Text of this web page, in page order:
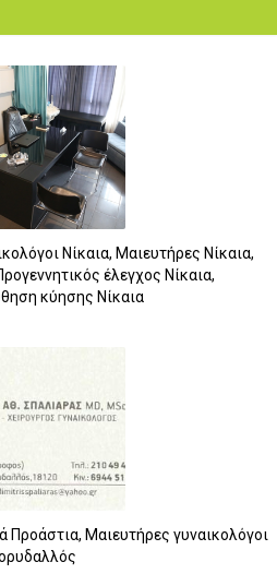
Νίκαια, Μαιευτήρες Νίκαια,
έλεγχος Νίκαια,
κύησης Νίκαια
Προάστια, Μαιευτήρες γυναικολόγοι